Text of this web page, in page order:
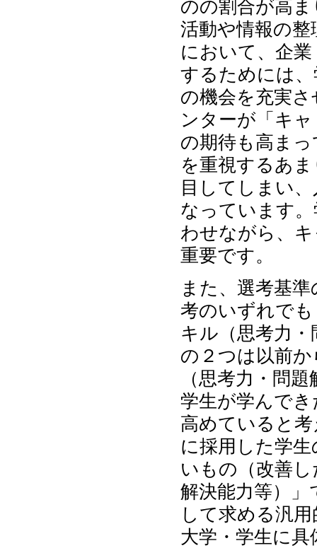
のの割合が高
活動や情報の
において、企
するためには
の機会を充実
ンターが「キ
の期待も高ま
を重視するあ
目してしまい
なっています
わせながら、
重要です。
また、選考基
考のいずれで
キル（思考力
の２つは以前
（思考力・問
学生が学んで
高めていると
に採用した学
いもの（改善
解決能力等）
して求める汎
大学・学生に